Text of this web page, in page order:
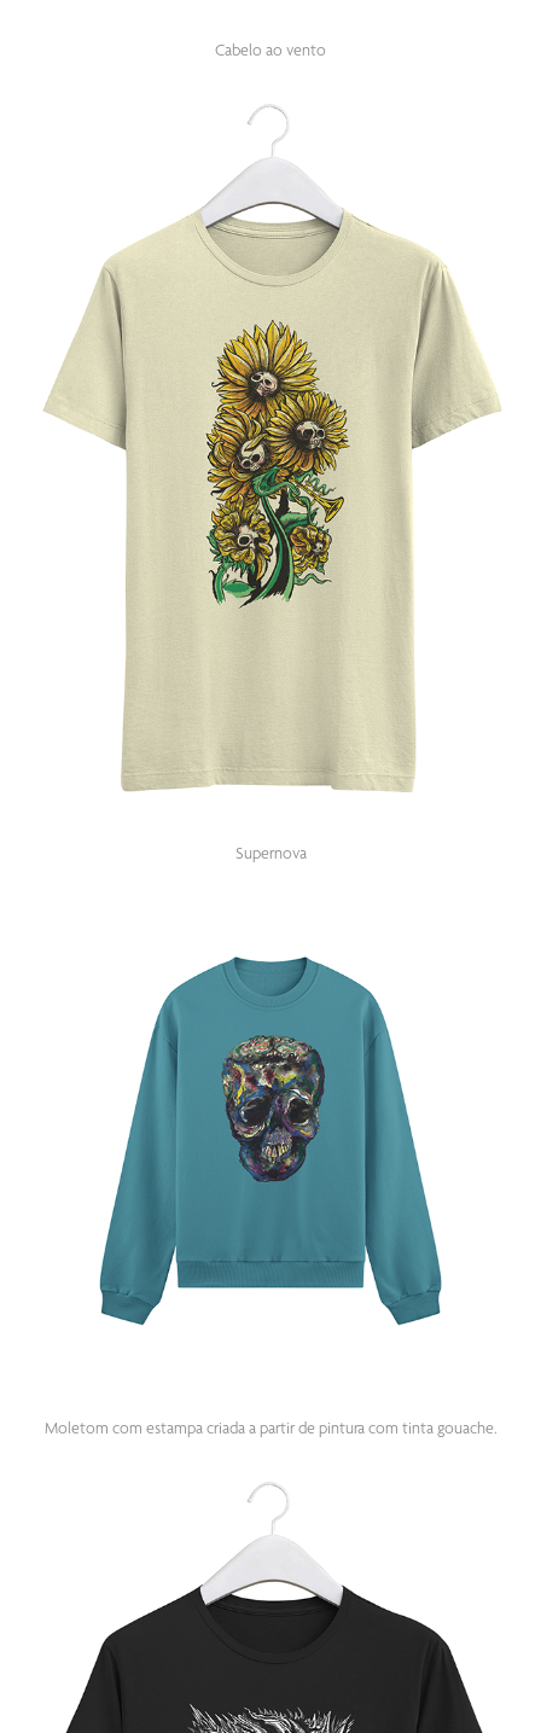
Cabelo ao vento
Supernova
Moletom com estampa criada a partir de pintura com tinta gouache.